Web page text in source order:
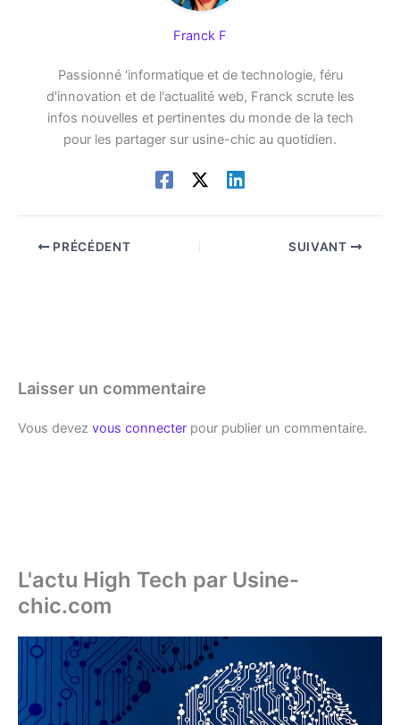
Franck F
Passionné 'informatique et de technologie, féru
d'innovation et de l'actualité web, Franck scrute les
infos nouvelles et pertinentes du monde de la tech
pour les partager sur usine-chic au quotidien.
PRÉCÉDENT SUIVANT
Laisser un commentaire
Vous devez vous connecter pour publier un commentaire.
L'actu High Tech par Usine-
chic.com